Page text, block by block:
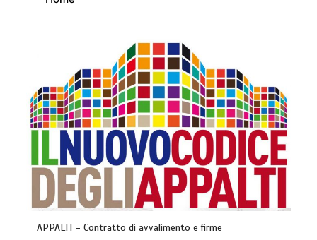
APPALTI – Contratto di avvalimento e firme